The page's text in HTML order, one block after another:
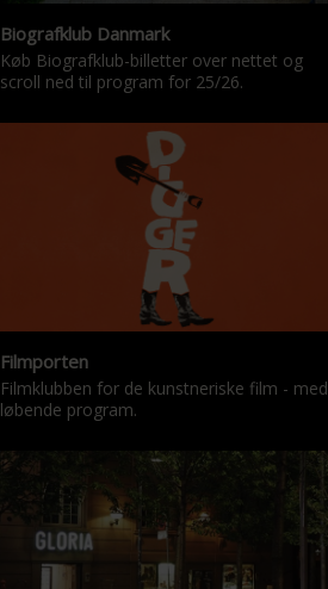
Biografklub Danmark
Køb Biografklub-billetter over nettet og
scroll ned til program for 25/26.
Filmporten
Filmklubben for de kunstneriske film - med
løbende program.